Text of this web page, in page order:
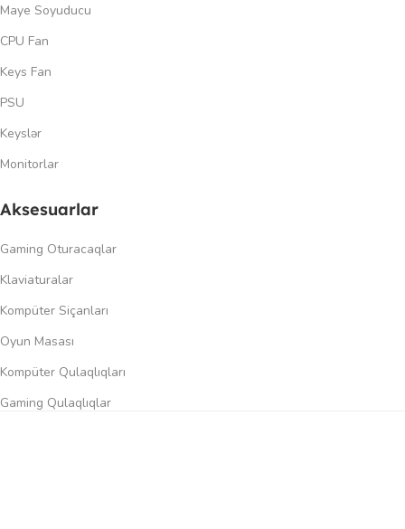
Maye Soyuducu
CPU Fan
Keys Fan
PSU
Keyslər
Monitorlar
Aksesuarlar
Gaming Oturacaqlar
Klaviaturalar
Kompüter Siçanları
Oyun Masası
Kompüter Qulaqlıqları
Gaming Qulaqlıqlar